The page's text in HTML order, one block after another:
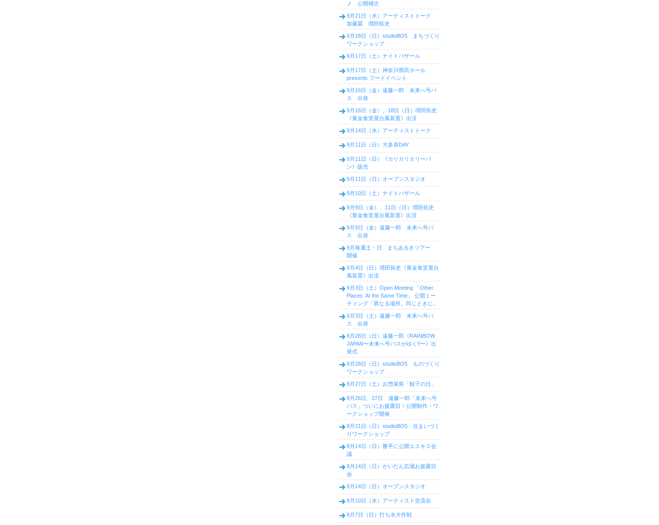
メ 公開稽古
9月21日（水）アーティストトーク
加藤翼 増田拓史
9月18日（日）studioBO5 まちづくり
ワークショップ
9月17日（土）ナイトバザール
9月17日（土）神奈川県民ホール
presents フードイベント
9月16日（金）遠藤一郎 未来へ号バ
ス 出発
9月16日（金）、18日（日）増田拓史
《黄金食堂屋台風装置》出没
9月14日（水）アーティストトーク
9月11日（日）大多喜DAY
9月11日（日）《カリカリカリーパ
ン》販売
9月11日（日）オープンスタジオ
9月10日（土）ナイトバザール
9月9日（金）、11日（日）増田拓史
《黄金食堂屋台風装置》出没
9月9日（金）遠藤一郎 未来へ号バ
ス 出発
9月毎週土・日 まちあるきツアー
開催
9月4日（日）増田拓史《黄金食堂屋台
風装置》出没
9月3日（土）Open Meeting 「Other
Places. At the Same Time」 公開ミー
ティング「異なる場所。同じときに」
9月3日（土）遠藤一郎 未来へ号バ
ス 出発
8月28日（日）遠藤一郎《RAINBOW
JAPAN〜未来へ号バスがゆく!!〜》出
発式
8月28日（日）studioBO5 ものづくり
ワークショップ
8月27日（土）お惣菜祭「餃子の日」
8月26日、27日 遠藤一郎「未来へ号
バス」ついにお披露目！公開制作・ワ
ークショップ開催
8月21日（日）studioBO5 住まいづく
りワークショップ
8月14日（日）勝手に公開エスキス会
議
8月14日（日）かいだん広場お披露目
会
8月14日（日）オープンスタジオ
8月10日（水）アーティスト交流会
8月7日（日）打ち水大作戦